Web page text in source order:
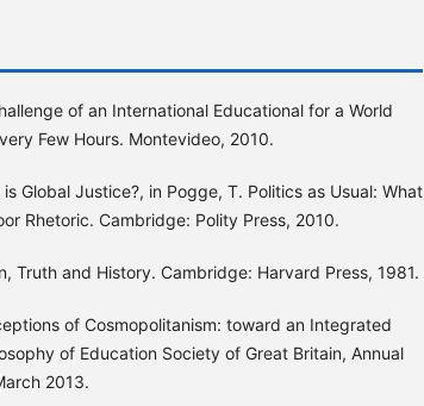
of an International Educational for a World
Few Hours. Montevideo, 2010.
Global Justice?, in Pogge, T. Politics as Usual: What
Rhetoric. Cambridge: Polity Press, 2010.
Truth and History. Cambridge: Harvard Press, 1981.
of Cosmopolitanism: toward an Integrated
of Education Society of Great Britain, Annual
2013.